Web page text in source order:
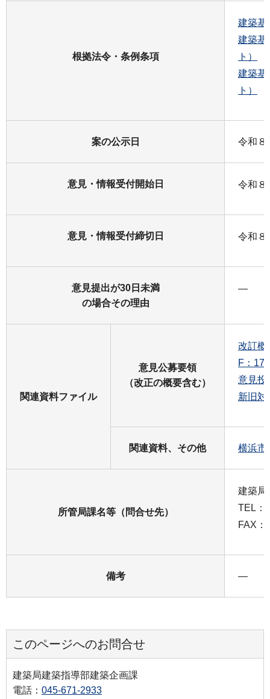
根拠法令・条例条項
建築基
建築基
ト）
建築基
ト）
案の公示日 令和８
意見・情報受付開始日 令和８
意見・情報受付締切日 令和８
意見提出が30日未満
の場合その理由
―
関連資料ファイル
意見公募要領
（改正の概要含む）
改訂概
F：
意見投
新旧対
関連資料、その他 横浜市
所管局課名等（問合せ先）
建築局
TEL：
FAX：
備考 ―
このページへのお問合せ
建築局建築指導部建築企画課
電話： 045-671-2933